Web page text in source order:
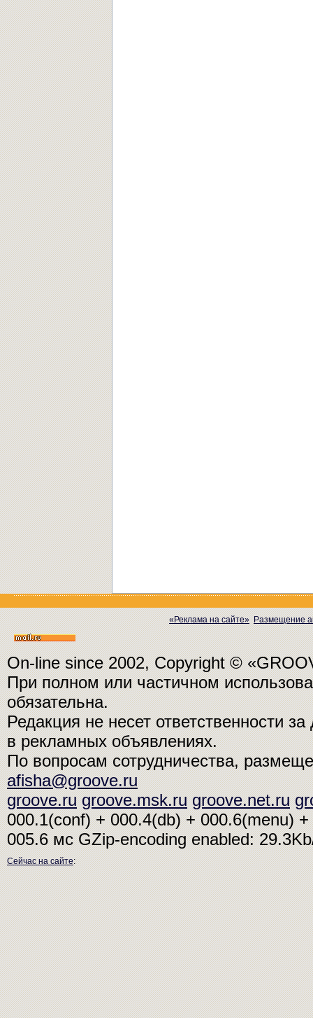
«Реклама на сайте» Размещение
On-line since 2002, Copyright ©
При полном или частичном
обязательна.
Редакция не несет ответственности
в рекламных объявлениях.
По вопросам сотрудничества,
afisha@groove.ru
groove.ru groove.msk.ru groove.net.ru
000.1(conf) + 000.4(db) + 000.6(menu)
005.6 мсGZip-encoding enabled:
Сейчас на сайте: